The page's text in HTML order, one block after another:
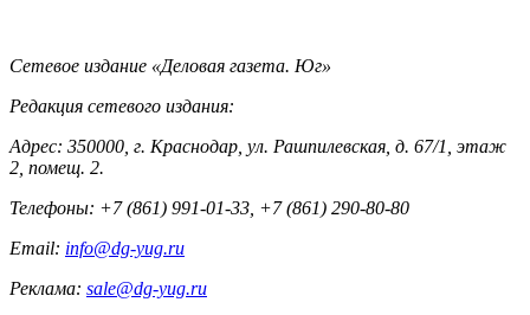
Контакты
Сетевое издание «Деловая газета. Юг»
Редакция сетевого издания:
Адрес: 350000, г. Краснодар, ул. Рашпилевская, д. 67/1, этаж
2, помещ. 2.
Телефоны: +7 (861) 991-01-33, +7 (861) 290-80-80
Email: info@dg-yug.ru
Реклама: sale@dg-yug.ru